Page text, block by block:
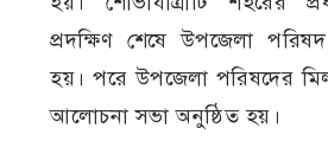
প্রদক্ষিণ শেষে উপজেলা
হয়। পরে উপজেলা পরিষদের
আলোচনা সভা অনুষ্ঠিত হয়।